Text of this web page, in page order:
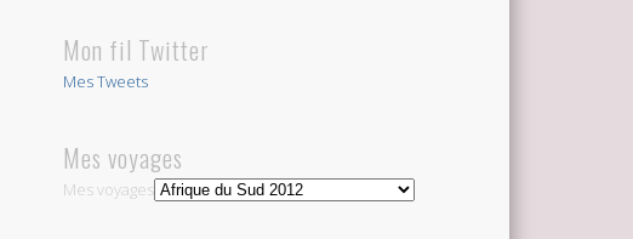
Mon fil Twitter
Mes Tweets
Mes voyages
Mes voyages